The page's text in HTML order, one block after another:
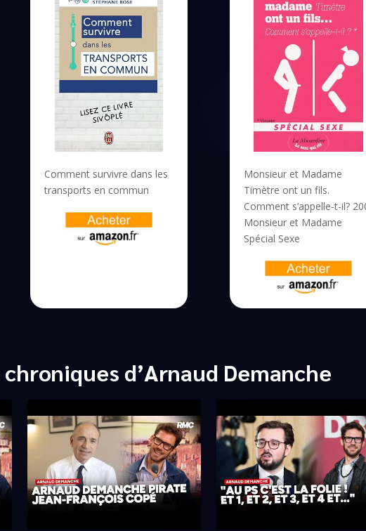
Comment survivre dans les
transports en commun
Monsieur et Madame
Timètre ont un fils.
Comment s’appelle-t-il?
Monsieur et Madame
Spécial Sexe
d’Arnaud Demanche